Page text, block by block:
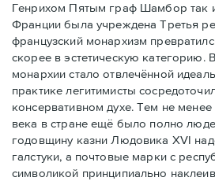
Генрихом Пятым граф Шамбор так
Франции была учреждена Третья
французский монархизм
скорее в эстетическую категорию.
монархии стало отвлечённой
практике легитимисты
консервативном духе. Тем не
века в стране ещё было полно
годовщину казни Людовика XVI
галстуки, а почтовые марки с
символикой принципиально